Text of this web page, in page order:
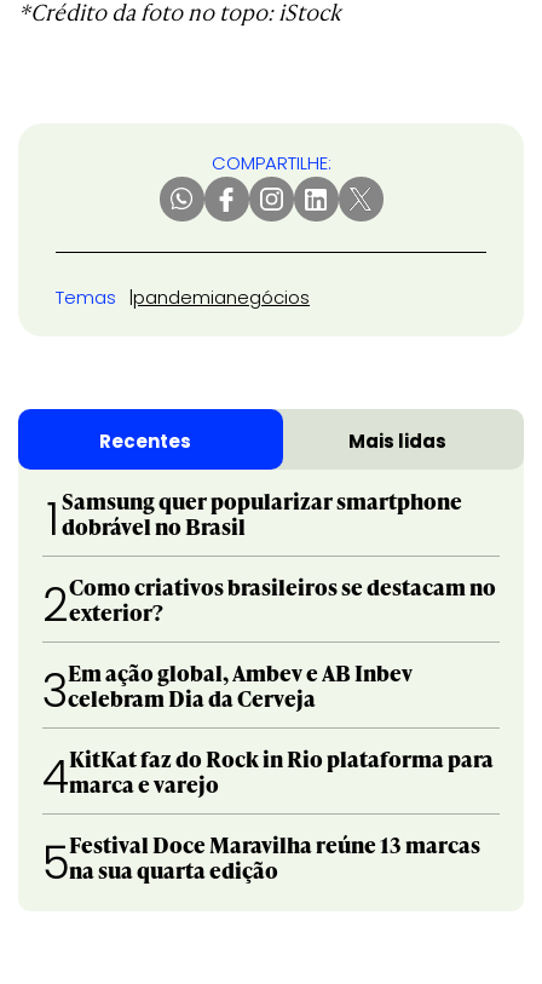
*Crédito da foto no topo:iStock
COMPARTILHE:
Temas pandemianegócios
Recentes Mais lidas
1 Samsung quer popularizar smartphone
dobrável no Brasil
2Como criativos brasileiros se destacam no
exterior?
3Em ação global, Ambev e AB Inbev
celebram Dia da Cerveja
4KitKat faz do Rock in Rio plataforma para
marca e varejo
5Festival Doce Maravilha reúne 13 marcas
na sua quarta edição